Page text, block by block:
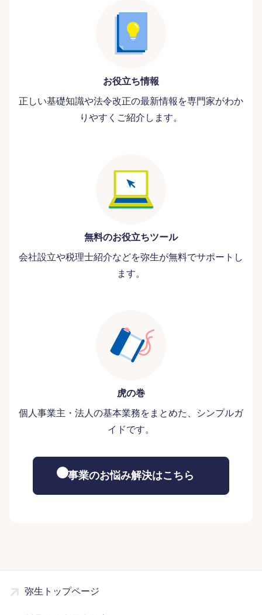
お役立ち情報
正しい基礎知識や法令改正の最新情報を専門家がわか
りやすくご紹介します。
無料のお役立ちツール
会社設立や税理士紹介などを弥生が無料でサポートし
ます。
虎の巻
個人事業主・法人の基本業務をまとめた、シンプルガ
イドです。
事業のお悩み解決はこちら
弥生トップページ